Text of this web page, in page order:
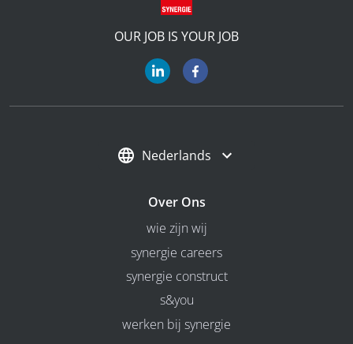
OUR JOB IS YOUR JOB
Nederlands
Over Ons
wie zijn wij
synergie careers
synergie construct
s&you
werken bij synergie